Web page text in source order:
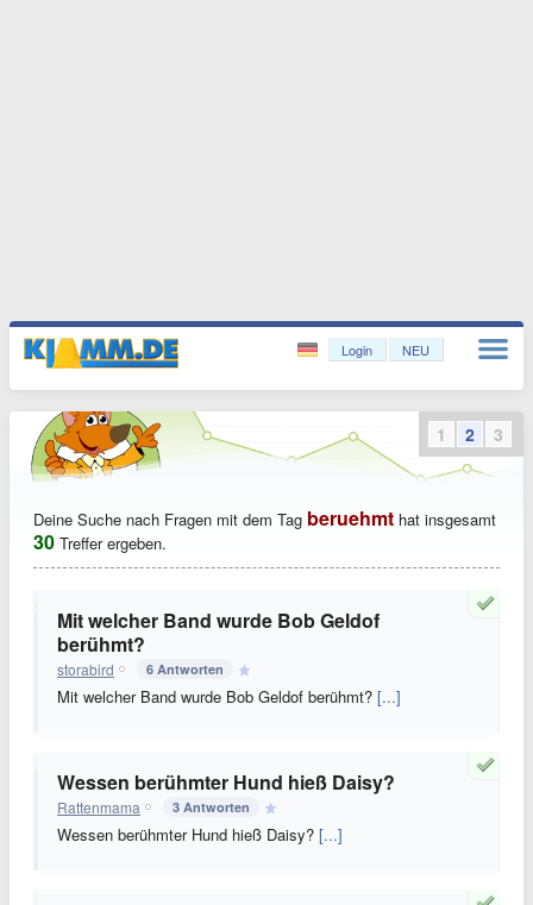
Login NEU
Deine Suche nach Fragen mit dem Tag beruehmt hat insgesamt
30 Treffer ergeben.
Mit welcher Band wurde Bob Geldof
berühmt?
storabird 6 Antworten
Mit welcher Band wurde Bob Geldof berühmt? [...]
Wessen berühmter Hund hieß Daisy?
Rattenmama 3 Antworten
Wessen berühmter Hund hieß Daisy? [...]
1 2 3